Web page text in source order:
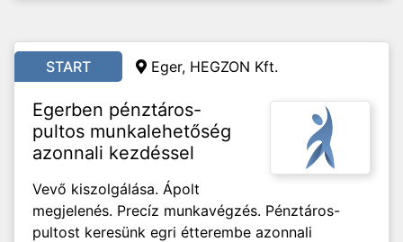
START Eger, HEGZON Kft.
Egerben pénztáros-
pultos munkalehetőség
azonnali kezdéssel
Vevő kiszolgálása. Ápolt
megjelenés. Precíz munkavégzés. Pénztáros-
pultost keresünk egri étterembe azonnali